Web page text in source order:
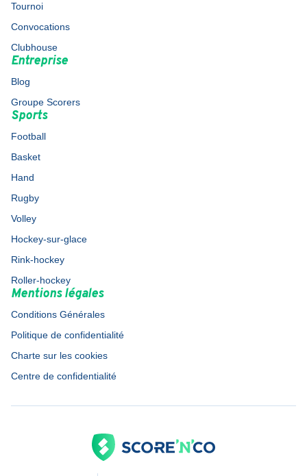
Tournoi
Convocations
Clubhouse
Entreprise
Blog
Groupe Scorers
Sports
Football
Basket
Hand
Rugby
Volley
Hockey-sur-glace
Rink-hockey
Roller-hockey
Mentions légales
Conditions Générales
Politique de confidentialité
Charte sur les cookies
Centre de confidentialité